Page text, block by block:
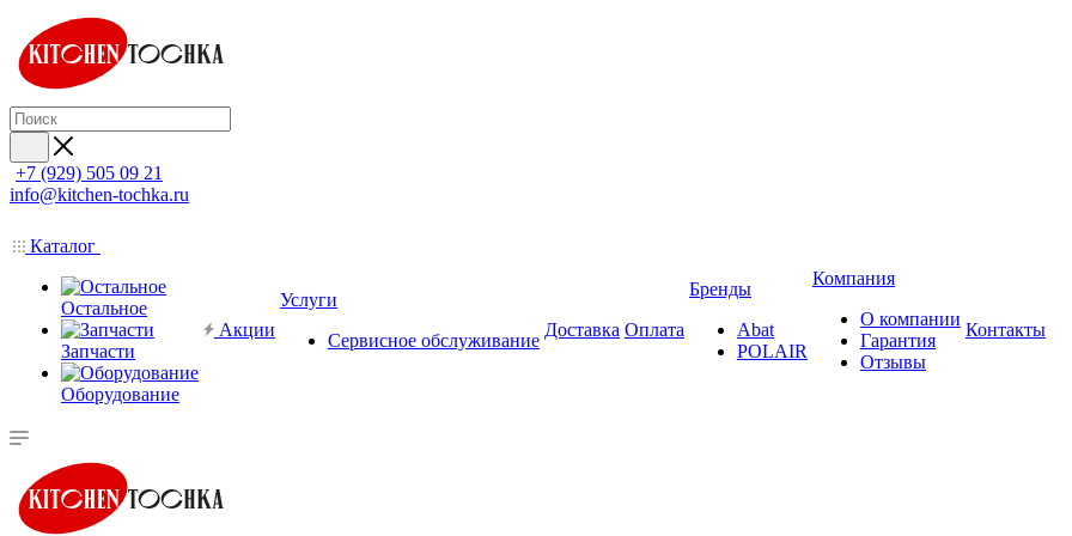
+7 (929) 505 09 21
info@kitchen-tochka.ru
Каталог
Остальное
Запчасти
Оборудование
Акции
Услуги
Сервисное обслуживание
Доставка Оплата
Бренды
Abat
POLAIR
Компания
О компании
Гарантия
Отзывы
Контакты